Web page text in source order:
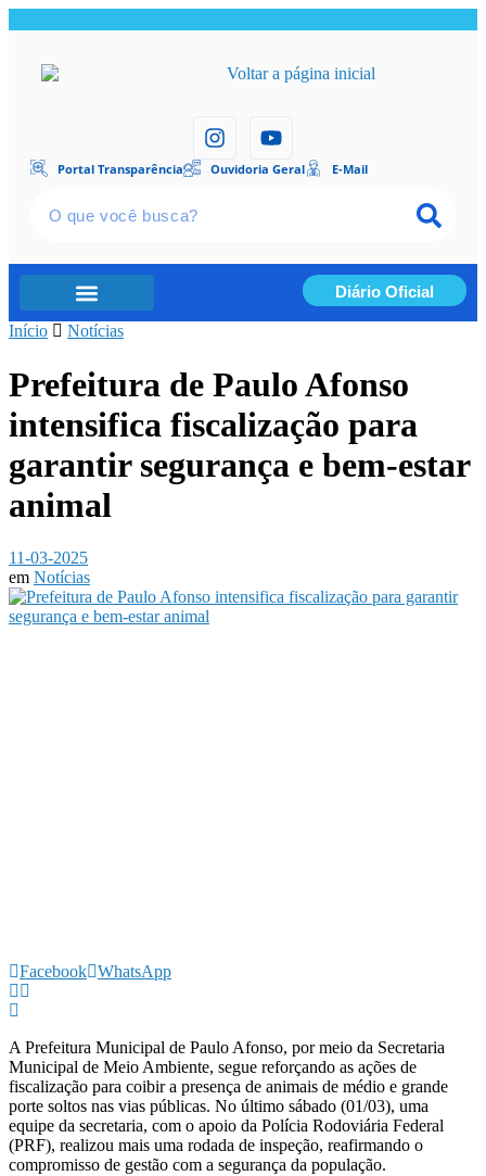
Portal Transparência Ouvidoria Geral E-Mail
Diário Oficial
Início Notícias
Prefeitura de Paulo Afonso
intensifica fiscalização para
garantir segurança e bem-estar
animal
11-03-2025
em Notícias
Facebook WhatsApp
A Prefeitura Municipal de Paulo Afonso, por meio da Secretaria
Municipal de Meio Ambiente, segue reforçando as ações de
fiscalização para coibir a presença de animais de médio e grande
porte soltos nas vias públicas. No último sábado (01/03), uma
equipe da secretaria, com o apoio da Polícia Rodoviária Federal
(PRF), realizou mais uma rodada de inspeção, reafirmando o
compromisso de gestão com a segurança da população.